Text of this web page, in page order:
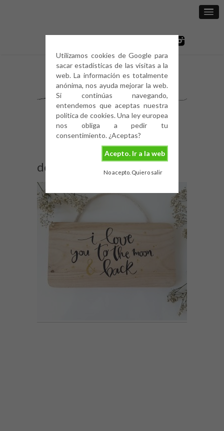
Utilizamos cookies de Google para
sacar estadísticas de las visitas a la
web. La información es totalmente
anónima, nos ayuda mejorar la web.
Si continúas navegando,
entendemos que aceptas nuestra
política de cookies. Una ley europea
nos obliga a pedir tu
consentimiento. ¿Aceptas?
Acepto. Ir a la web
No acepto. Quiero salir
door-2